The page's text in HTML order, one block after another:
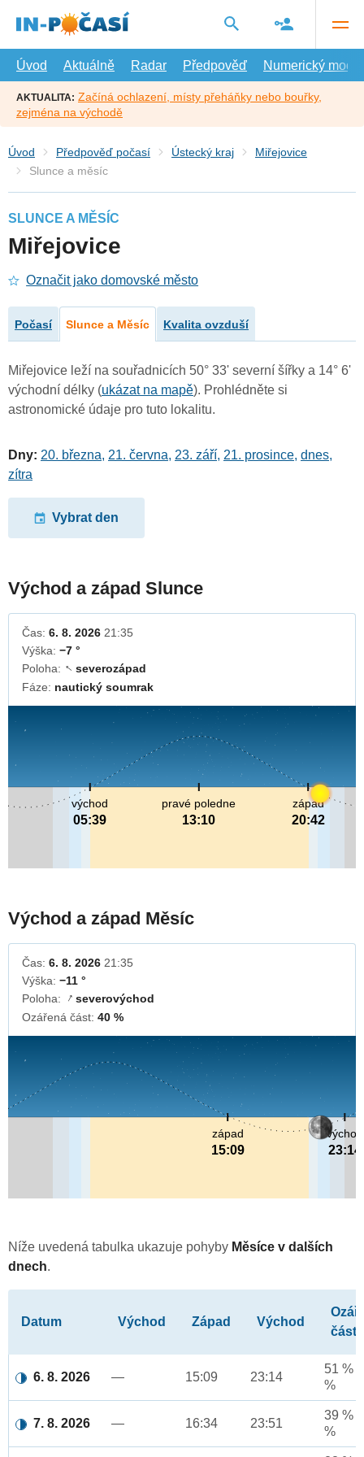
hlavní
Úvod
Aktuálně Radar Předpověď Numerický model
AKTUALITA: Začíná ochlazení, místy přeháňky nebo bouřky,
zejména na východě
Úvod Předpověď počasí Ústecký kraj
Miřejovice
Slunce a měsíc
SLUNCE A MĚSÍC
Miřejovice
Označit jako domovské město
Počasí Slunce a Měsíc Kvalita ovzduší
Miřejovice leží na souřadnicích 50° 33' severní šířky a 14° 6'
východní délky (ukázat na mapě). Prohlédněte si
astronomické údaje pro tuto lokalitu.
Dny: 20. března, 21. června, 23. září, 21. prosince, dnes,
zítra
Vybrat den
Východ a západ Slunce
Čas: 6. 8. 2026 21:35
Výška: −7 °
Poloha: ↓severozápad
Fáze: nautický soumrak
pravé poledne
13:10
východ
05:39
západ
20:42
Východ a západ Měsíc
Čas: 6. 8. 2026 21:35
Výška: −11 °
Poloha:
↓ severovýchod
Ozářená část: 40 %
východ
23:14
západ
15:09
Níže uvedená tabulka ukazuje pohyby Měsíce v dalších
dnech.
Datum Východ Západ Východ
část
6. 8. 2026 — 15:09 23:14
51 %
%
7. 8. 2026 — 16:34 23:51
39 %
%